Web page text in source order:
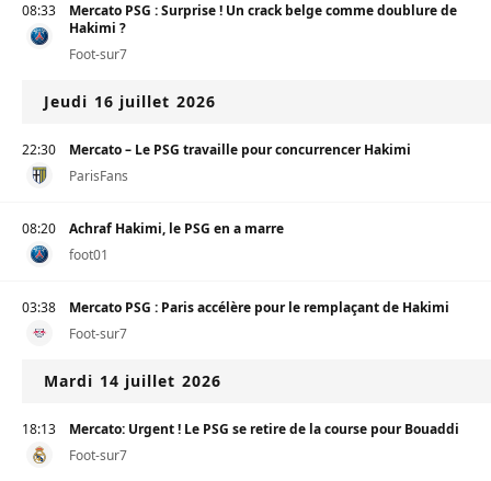
08:33
Mercato PSG : Surprise ! Un crack belge comme doublure de
Hakimi ?
Foot-sur7
Jeudi 16 juillet 2026
22:30
Mercato – Le PSG travaille pour concurrencer Hakimi
ParisFans
08:20
Achraf Hakimi, le PSG en a marre
foot01
03:38
Mercato PSG : Paris accélère pour le remplaçant de Hakimi
Foot-sur7
Mardi 14 juillet 2026
18:13
Mercato: Urgent ! Le PSG se retire de la course pour Bouaddi
Foot-sur7